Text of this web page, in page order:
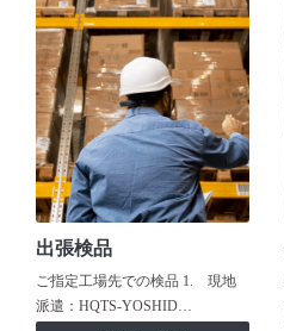
出張検品
ご指定工場先での検品 1. 現地
派遣：HQTS-YOSHID…